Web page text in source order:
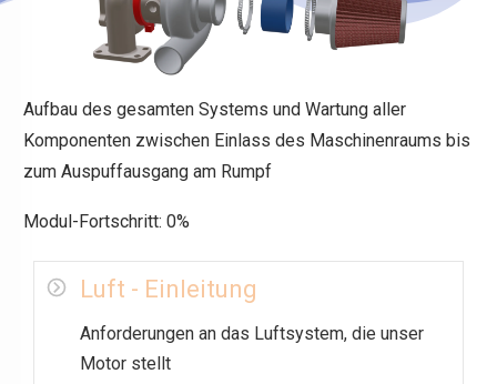
Aufbau des gesamten Systems und Wartung aller
Komponenten zwischen Einlass des Maschinenraums bis
zum Auspuffausgang am Rumpf
Modul-Fortschritt: 0%
Luft - Einleitung
Anforderungen an das Luftsystem, die unser
Motor stellt